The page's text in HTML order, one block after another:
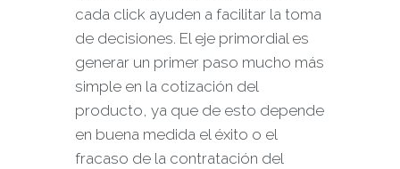
cada click ayuden a facilitar la toma
de decisiones. El eje primordial es
generar un primer paso mucho más
simple en la cotización del
producto, ya que de esto depende
en buena medida el éxito o el
fracaso de la contratación del